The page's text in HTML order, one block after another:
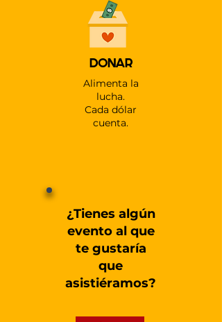
DONAR
Alimenta la
lucha.
Cada dólar
cuenta.
¿Tienes algún
evento al que
te gustaría
que
asistiéramos?